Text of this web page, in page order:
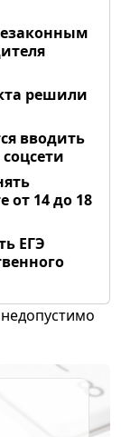
решили
вводить
от 14 до 18
ЕГЭ